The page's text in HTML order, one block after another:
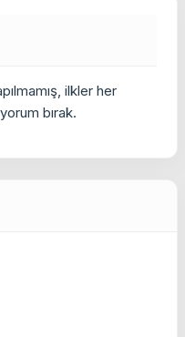
ilkler her
bırak.